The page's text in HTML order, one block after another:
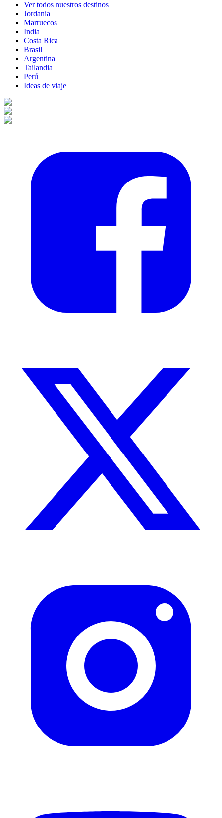
Ver todos nuestros destinos
Jordania
Marruecos
India
Costa Rica
Brasil
Argentina
Tailandia
Perú
Ideas de viaje